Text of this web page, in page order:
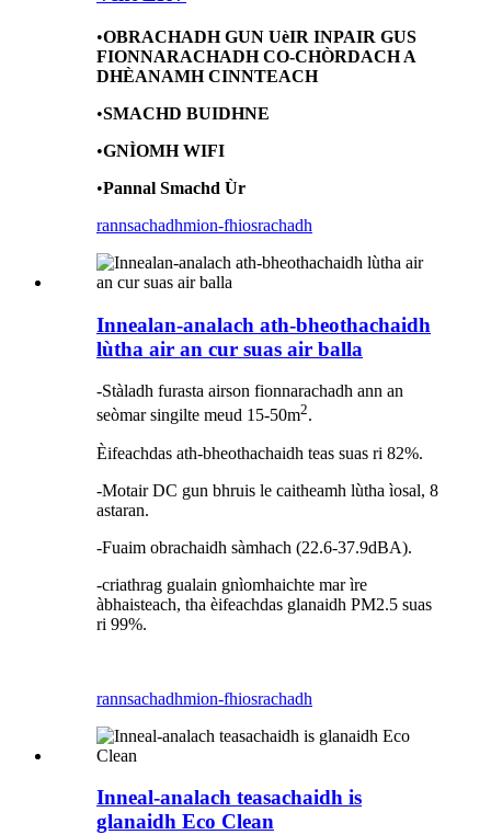
•OBRACHADH GUN UèIR INPAIR GUS
FIONNARACHADH CO-CHÒRDACH A
DHÈANAMH CINNTEACH
•SMACHD BUIDHNE
•GNÌOMH WIFI
•Pannal Smachd Ùr
rannsachadhmion-fhiosrachadh
Innealan-analach ath-bheothachaidh
lùtha air an cur suas air balla
-Stàladh furasta airson fionnarachadh ann an
seòmar singilte meud 15-50m2.
Èifeachdas ath-bheothachaidh teas suas ri 82%.
-Motair DC gun bhruis le caitheamh lùtha ìosal, 8
astaran.
-Fuaim obrachaidh sàmhach (22.6-37.9dBA).
-criathrag gualain gnìomhaichte mar ìre
àbhaisteach, tha èifeachdas glanaidh PM2.5 suas
ri 99%.
rannsachadhmion-fhiosrachadh
Inneal-analach teasachaidh is
glanaidh Eco Clean